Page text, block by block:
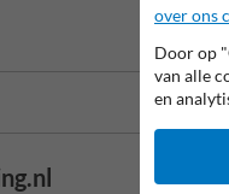
over ons
Door op
van alle
en